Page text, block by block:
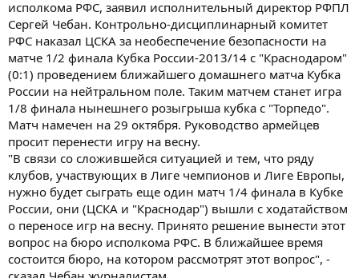
исполкома РФС, заявил исполнительный директор РФПЛ
Сергей Чебан. Контрольно-дисциплинарный комитет
РФС наказал ЦСКА за необеспечение безопасности на
матче 1/2 финала Кубка России-2013/14 с "Краснодаром"
(0:1) проведением ближайшего домашнего матча Кубка
России на нейтральном поле. Таким матчем станет игра
1/8 финала нынешнего розыгрыша кубка с "Торпедо".
Матч намечен на 29 октября. Руководство армейцев
просит перенести игру на весну.
"В связи со сложившейся ситуацией и тем, что ряду
клубов, участвующих в Лиге чемпионов и Лиге Европы,
нужно будет сыграть еще один матч 1/4 финала в Кубке
России, они (ЦСКА и "Краснодар") вышли с ходатайством
о переносе игр на весну. Принято решение вынести этот
вопрос на бюро исполкома РФС. В ближайшее время
состоится бюро, на котором рассмотрят этот вопрос", -